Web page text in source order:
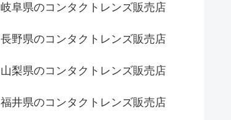
岐阜県のコンタクトレンズ販売店
長野県のコンタクトレンズ販売店
山梨県のコンタクトレンズ販売店
福井県のコンタクトレンズ販売店